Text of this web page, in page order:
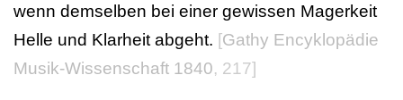
wenn demselben bei einer gewissen Magerkeit
Helle und Klarheit abgeht. [Gathy Encyklopädie
Musik-Wissenschaft 1840, 217]